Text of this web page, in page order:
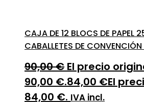
CAJA DE 12 BLOCS DE PAPEL
CABALLETES DE
90,00€ El precio
90,00 €.84,00 €El
84,00 €. IVA incl.